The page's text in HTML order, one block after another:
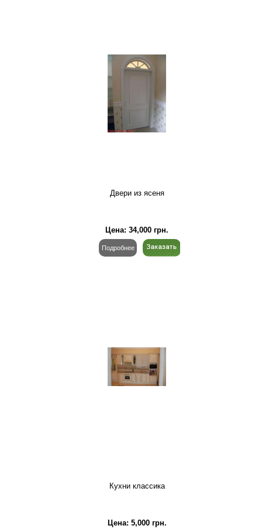
Двери из ясеня
Цена: 34,000 грн.
Подробнее
Кухни классика
Цена: 5,000грн.